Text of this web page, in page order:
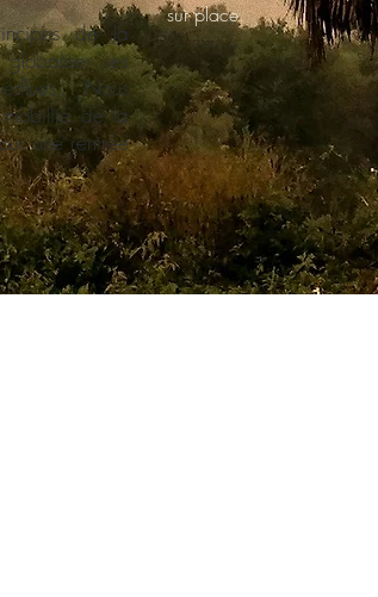
de la
ses
Nous
mobilité de la
une rentrée
sur place.